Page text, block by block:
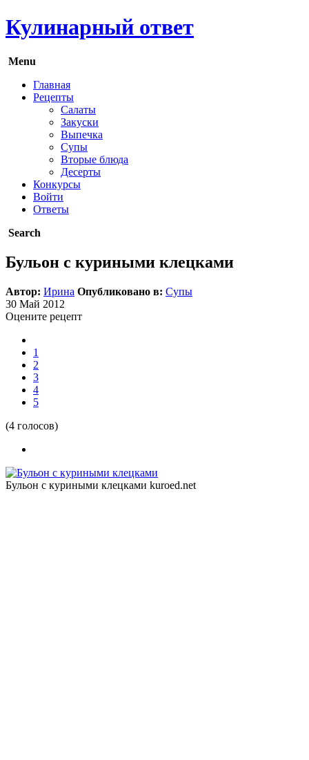
Кулинарный ответ
Menu
Главная
Рецепты
Салаты
Закуски
Выпечка
Супы
Вторые блюда
Десерты
Конкурсы
Войти
Ответы
Search
Бульон с куриными клецками
Автор: Ирина Опубликовано в: Супы
30 Май 2012
Оцените рецепт
1
2
3
4
5
(4 голосов)
Бульон с куриными клецками kuroed.net